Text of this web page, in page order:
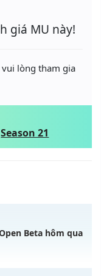
giá MU này!
lòng tham gia
Season 21
Beta hôm qua